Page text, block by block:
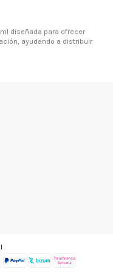
diseñada para ofrecer
ayudando a distribuir